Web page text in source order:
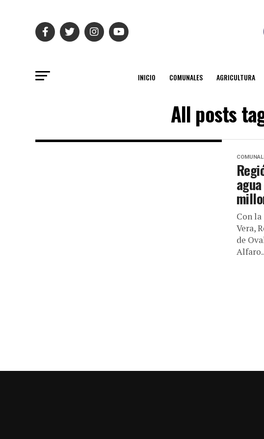
INICIO COMUNALES AGRICULTURA
All posts
Con la
Vera,
de